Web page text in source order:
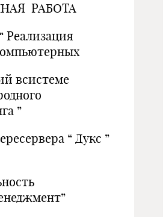
РАБОТА
Реализация
всистеме
”
“ Дукс ”